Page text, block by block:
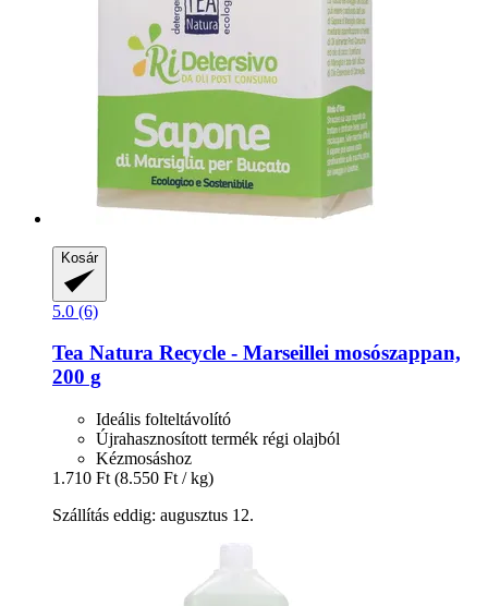
Kosár
5.0 (6)
Tea Natura Recycle -​ Marseillei mosószappan,
200 g
Ideális folteltávolító
Újrahasznosított termék régi olajból
Kézmosáshoz
1.710 Ft (8.550 Ft / kg)
Szállítás eddig: augusztus 12.